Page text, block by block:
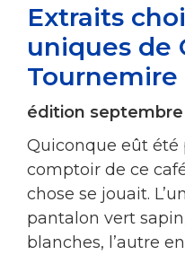
Extraits
uniques de
Tournemire
édition septembre
Quiconque eût été
comptoir de ce
chose se jouait.
pantalon vert
blanches, l’autre